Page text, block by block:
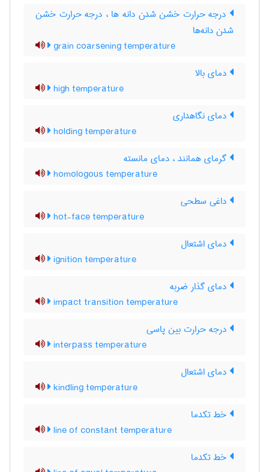
درجه حرارت خشن شدن دانه ها ، درجه حرارت خشن
شدن دانه‌ها
grain coarsening temperature
دمای بالا
high temperature
دمای نگاهداری
holding temperature
گرمای همانند ، دمای مانسته
homologous temperature
داغی سطحی
hot-face temperature
دمای اشتعال
ignition temperature
دمای گذار ضربه
impact transition temperature
درجه حرارت بین پاسی
interpass temperature
دمای اشتعال
kindling temperature
خط تکدما
line of constant temperature
خط تکدما